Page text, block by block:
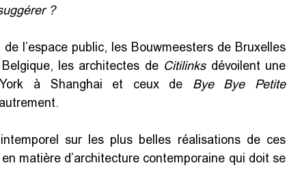
?
l’espace public, les Bouwmeesters de Bruxelles
les architectes de Citilinks dévoilent une
York à Shanghai et ceux de Bye Bye Petite
sur les plus belles réalisations de ces
matière d’architecture contemporaine qui doit se